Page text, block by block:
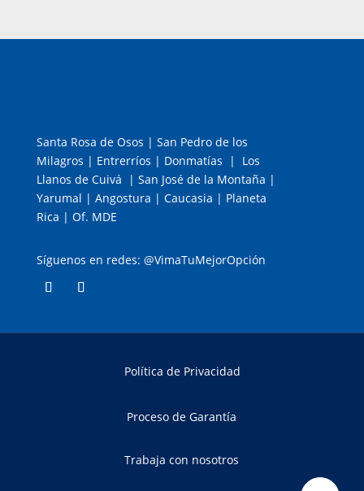
Santa Rosa de Osos | San Pedro de los
Milagros | Entrerríos | Donmatías | Los
Llanos de Cuivá | San José de la Montaña |
Yarumal | Angostura | Caucasia | Planeta
Rica | Of. MDE
Síguenos en redes: @VimaTuMejorOpción
Política de Privacidad
Proceso de Garantía
Trabaja con nosotros